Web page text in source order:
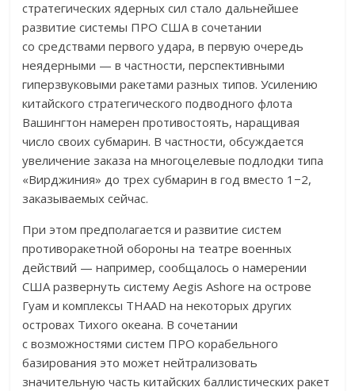
стратегических ядерных сил стало дальнейшее
развитие системы ПРО США в сочетании
со средствами первого удара, в первую очередь
неядерными — в частности, перспективными
гиперзвуковыми ракетами разных типов. Усилению
китайского стратегического подводного флота
Вашингтон намерен противостоять, наращивая
число своих субмарин. В частности, обсуждается
увеличение заказа на многоцелевые подлодки типа
«Вирджиния» до трех субмарин в год вместо 1−2,
заказываемых сейчас.
При этом предполагается и развитие систем
противоракетной обороны на театре военных
действий — например, сообщалось о намерении
США развернуть систему Aegis Ashore на острове
Гуам и комплексы THAAD на некоторых других
островах Тихого океана. В сочетании
с возможностями систем ПРО корабельного
базирования это может нейтрализовать
значительную часть китайских баллистических ракет